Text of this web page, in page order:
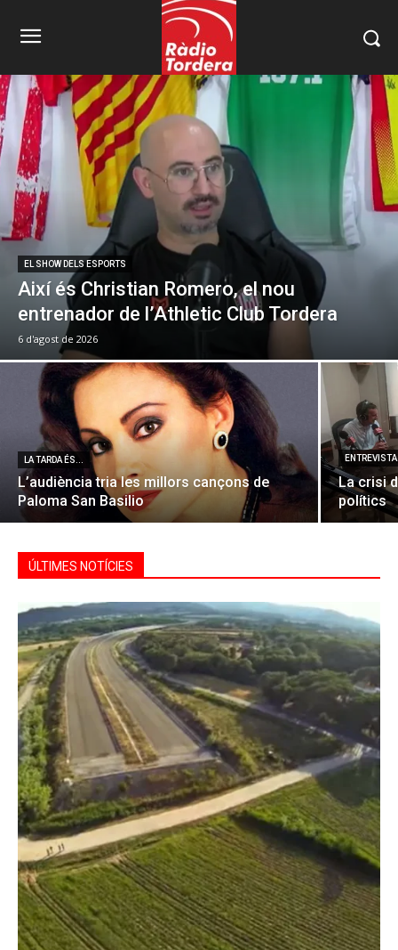
EL SHOW DELS ESPORTS
Així és Christian Romero, el nou
entrenador de l’Athletic Club Tordera
6 d'agost de 2026
LA TARDA ÉS...
L’audiència tria les millors cançons de
Paloma San Basilio
La crisi
polítics
ÚLTIMES NOTÍCIES